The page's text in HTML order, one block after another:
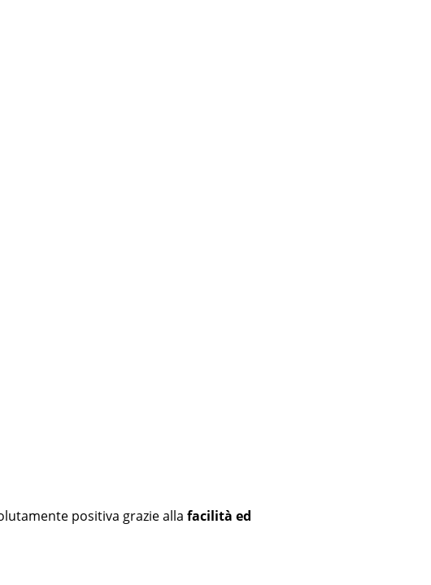
positiva grazie alla facilità ed